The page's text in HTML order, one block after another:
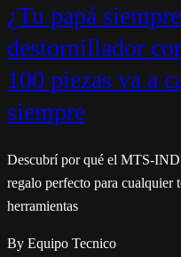
¿Tu papá
destornillador
100 piezas va a
siempre
Descubrí por qué el MTS-
regalo perfecto para cualquier
herramientas
By Equipo Tecnico